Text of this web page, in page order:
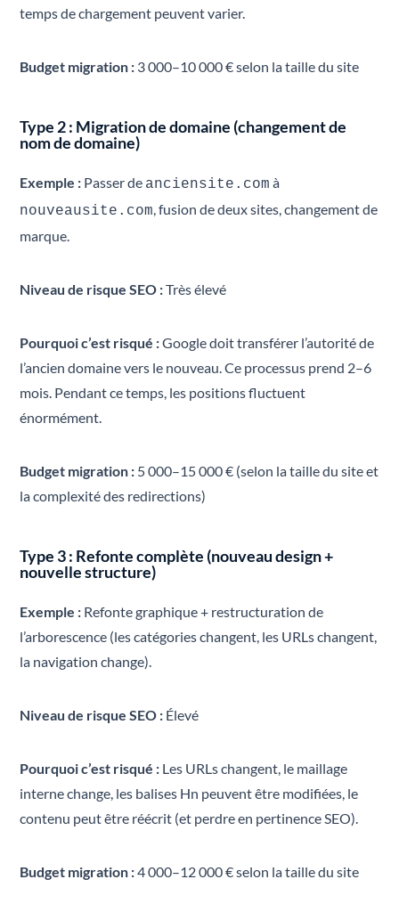
temps de chargement peuvent varier.
Budget migration : 3 000–10 000 € selon la taille du site
Type 2 : Migration de domaine (changement de
nom de domaine)
Exemple : Passer de anciensite.com à
nouveausite.com , fusion de deux sites, changement de
marque.
Niveau de risque SEO :Très élevé
Pourquoi c’est risqué :Google doit transférer l’autorité de
l’ancien domaine vers le nouveau. Ce processus prend 2–6
mois. Pendant ce temps, les positions fluctuent
énormément.
Budget migration : 5 000–15 000 € (selon la taille du site et
la complexité des redirections)
Type 3 : Refonte complète (nouveau design +
nouvelle structure)
Exemple : Refonte graphique + restructuration de
l’arborescence (les catégories changent, les URLs changent,
la navigation change).
Niveau de risque SEO : Élevé
Pourquoi c’est risqué : Les URLs changent, le maillage
interne change, les balises Hn peuvent être modifiées, le
contenu peut être réécrit (et perdre en pertinence SEO).
Budget migration :4 000–12 000 € selon la taille du site